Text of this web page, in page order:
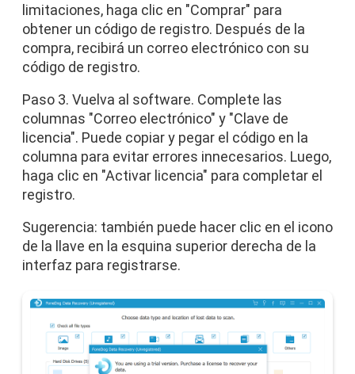
limitaciones, haga clic en "Comprar" para
obtener un código de registro. Después de la
compra, recibirá un correo electrónico con su
código de registro.
Paso 3. Vuelva al software. Complete las
columnas "Correo electrónico" y "Clave de
licencia". Puede copiar y pegar el código en la
columna para evitar errores innecesarios. Luego,
haga clic en "Activar licencia" para completar el
registro.
Sugerencia: también puede hacer clic en el icono
de la llave en la esquina superior derecha de la
interfaz para registrarse.